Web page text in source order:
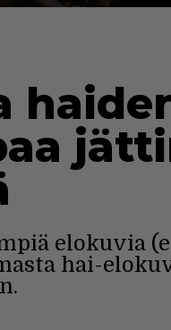
elokuvia
hai-